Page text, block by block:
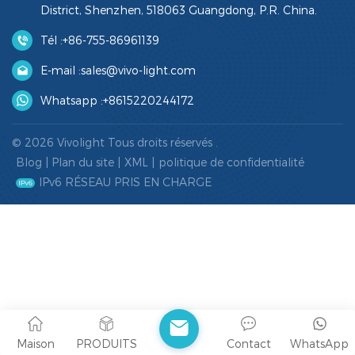
District, Shenzhen, 518063 Guangdong, P.R. China.
Tél :+86-755-86961139
E-mail :sales@vivo-light.com
Whatsapp :+8615220244172
© 2026 Vivolight Tous droits réservés .
Blog
Plan du site XML
politique de confidentialité
IPv6 RÉSEAU PRIS EN CHARGE
Maison PRODUITS WhatsApp
Contact